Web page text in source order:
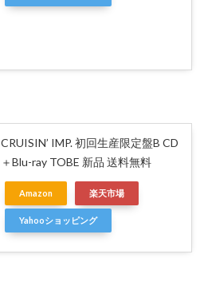
CRUISIN’ IMP. 初回生産限定盤B CD
＋Blu-ray TOBE 新品 送料無料
Amazon 楽天市場
Yahooショッピング